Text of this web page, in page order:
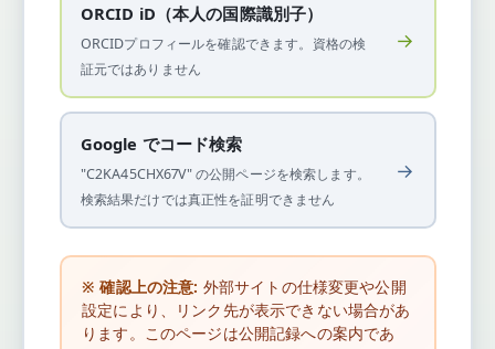
ORCID iD（本人の国際識別子）
ORCIDプロフィールを確認できます。資格の検
証元ではありません
→
Google でコード検索
"C2KA45CHX67V" の公開ページを検索します。
検索結果だけでは真正性を証明できません
→
※ 確認上の注意: 外部サイトの仕様変更や公開
設定により、リンク先が表示できない場合があ
ります。このページは公開記録への案内であ